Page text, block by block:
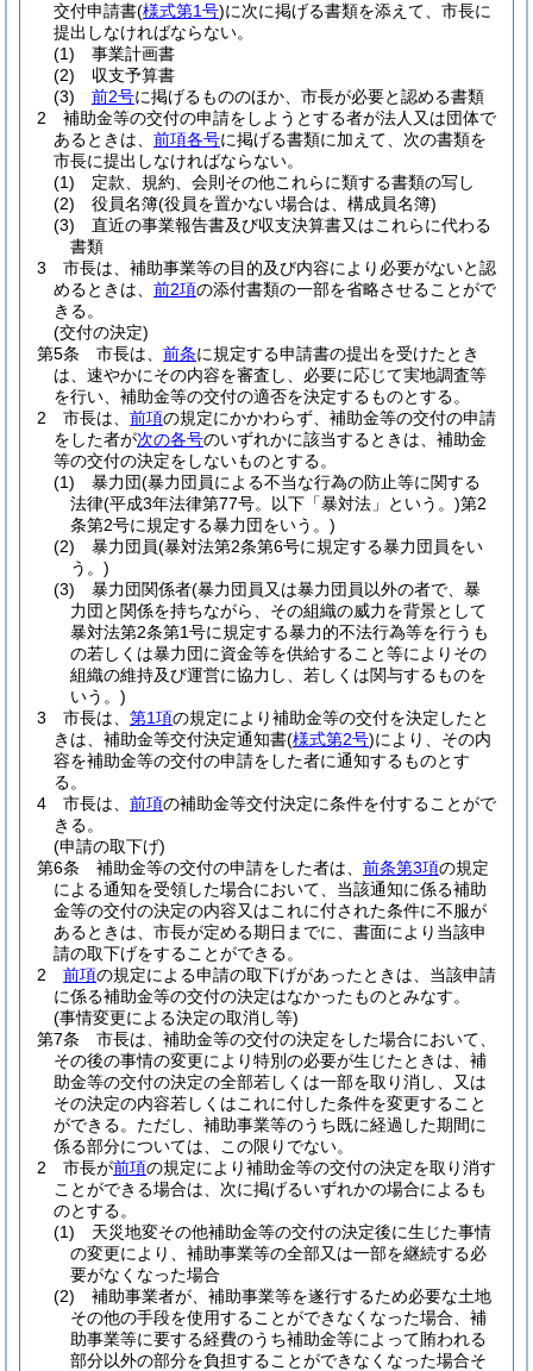
交付申請書(様式第1号)に次に掲げる書類を添えて、市長に
提出しなければならない。
(1)
事業計画書
(2)
収支予算書
(3)
前2号に掲げるもののほか、市長が必要と認める書類
2
補助金等の交付の申請をしようとする者が法人又は団体で
あるときは、 前項各号に掲げる書類に加えて、次の書類を
市長に提出しなければならない。
(1)
定款、規約、会則その他これらに類する書類の写し
(2)
役員名簿(役員を置かない場合は、構成員名簿)
(3)
直近の事業報告書及び収支決算書又はこれらに代わる
書類
3
市長は、補助事業等の目的及び内容により必要がないと認
めるときは、 前2項の添付書類の一部を省略させることがで
きる。
(交付の決定)
第5条
市長は、 前条に規定する申請書の提出を受けたとき
は、速やかにその内容を審査し、必要に応じて実地調査等
を行い、補助金等の交付の適否を決定するものとする。
2
市長は、 前項の規定にかかわらず、補助金等の交付の申請
をした者が次の各号のいずれかに該当するときは、補助金
等の交付の決定をしないものとする。
(1)
暴力団(暴力団員による不当な行為の防止等に関する
法律(平成3年法律第77号。以下「暴対法」という。)第2
条第2号に規定する暴力団をいう。)
(2)
暴力団員(暴対法第2条第6号に規定する暴力団員をい
う。)
(3)
暴力団関係者(暴力団員又は暴力団員以外の者で、暴
力団と関係を持ちながら、その組織の威力を背景として
暴対法第2条第1号に規定する暴力的不法行為等を行うも
の若しくは暴力団に資金等を供給すること等によりその
組織の維持及び運営に協力し、若しくは関与するものを
いう。)
3
市長は、 第1項の規定により補助金等の交付を決定したと
きは、補助金等交付決定通知書(様式第2号)により、その内
容を補助金等の交付の申請をした者に通知するものとす
る。
4
市長は、 前項の補助金等交付決定に条件を付することがで
きる。
(申請の取下げ)
第6条
補助金等の交付の申請をした者は、 前条第3項の規定
による通知を受領した場合において、当該通知に係る補助
金等の交付の決定の内容又はこれに付された条件に不服が
あるときは、市長が定める期日までに、書面により当該申
請の取下げをすることができる。
2
前項の規定による申請の取下げがあったときは、当該申請
に係る補助金等の交付の決定はなかったものとみなす。
(事情変更による決定の取消し等)
第7条
市長は、補助金等の交付の決定をした場合において、
その後の事情の変更により特別の必要が生じたときは、補
助金等の交付の決定の全部若しくは一部を取り消し、又は
その決定の内容若しくはこれに付した条件を変更すること
ができる。 ただし、補助事業等のうち既に経過した期間に
係る部分については、この限りでない。
2
市長が前項の規定により補助金等の交付の決定を取り消す
ことができる場合は、次に掲げるいずれかの場合によるも
のとする。
(1)
天災地変その他補助金等の交付の決定後に生じた事情
の変更により、補助事業等の全部又は一部を継続する必
要がなくなった場合
(2)
補助事業者が、補助事業等を遂行するため必要な土地
その他の手段を使用することができなくなった場合、補
助事業等に要する経費のうち補助金等によって賄われる
部分以外の部分を負担することができなくなった場合そ